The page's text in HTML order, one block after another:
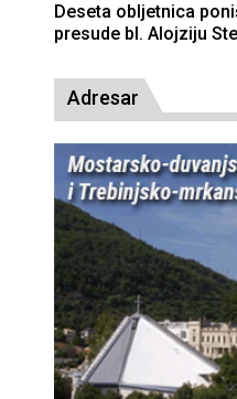
Deseta obljetnica
presude bl. Alojziju
Adresar